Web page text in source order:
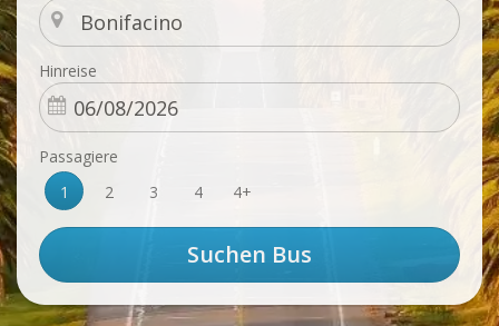
Hinreise
Passagiere
1
2 3 4 4+